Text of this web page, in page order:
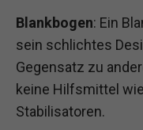
Blankbogen: Ein
sein schlichtes
Gegensatz zu
keine Hilfsmittel
Stabilisatoren.